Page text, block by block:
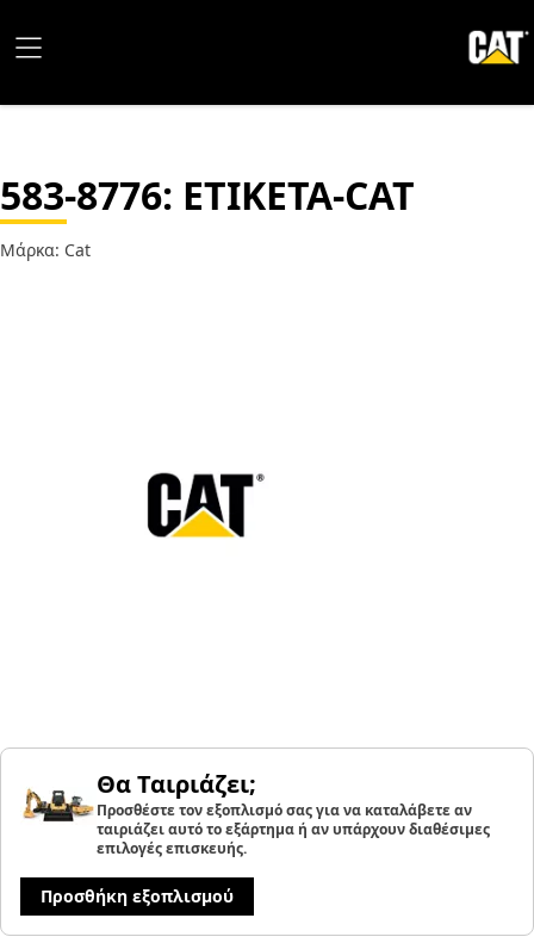
583-8776: ΕΤΙΚΕΤΑ-CAT
Μάρκα: Cat
Θα Ταιριάζει;
Προσθέστε τον εξοπλισμό σας για να καταλάβετε αν
ταιριάζει αυτό το εξάρτημα ή αν υπάρχουν διαθέσιμες
επιλογές επισκευής.
Προσθήκη εξοπλισμού